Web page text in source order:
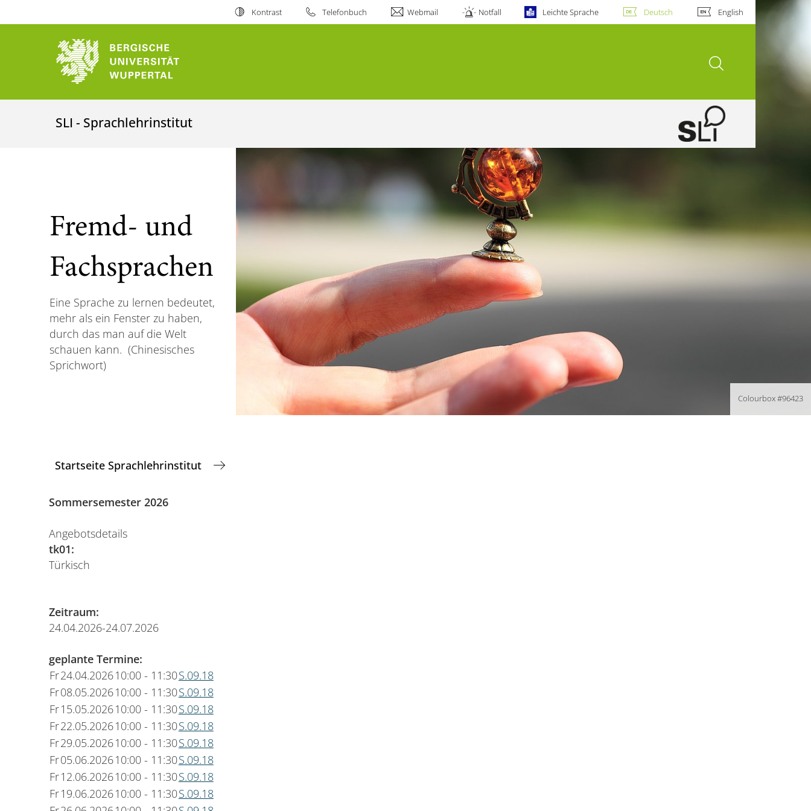
Kontrast Telefonbuch Webmail Notfall Leichte Sprache Deutsch English
Suche öffnen
SLI - Sprachlehrinstitut
Colourbox #96423
Fremd- und
Fachsprachen
Eine Sprache zu lernen bedeutet,
mehr als ein Fenster zu haben,
durch das man auf die Welt
schauen kann. (Chinesisches
Sprichwort)
Startseite Sprachlehrinstitut
Sommersemester 2026
Angebotsdetails
tk01:
Türkisch
Zeitraum:
24.04.2026-24.07.2026
geplante Termine:
Fr24.04.202610:00 - 11:30S.09.18
Fr08.05.202610:00 - 11:30S.09.18
Fr15.05.202610:00 - 11:30S.09.18
Fr22.05.202610:00 - 11:30S.09.18
Fr29.05.202610:00 - 11:30S.09.18
Fr05.06.202610:00 - 11:30S.09.18
Fr12.06.202610:00 - 11:30S.09.18
Fr19.06.202610:00 - 11:30S.09.18